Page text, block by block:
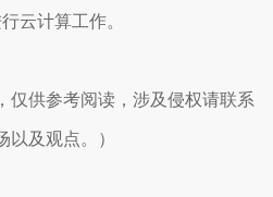
云计算工作。
仅供参考阅读，涉及侵权请联系
及观点。）